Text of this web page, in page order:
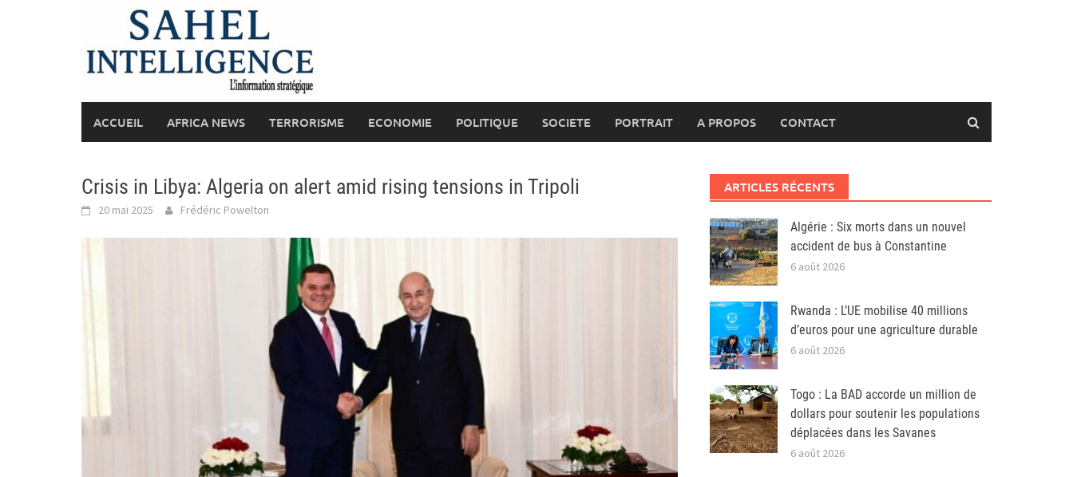
ACCUEIL AFRICA NEWS TERRORISME ECONOMIE POLITIQUE SOCIETE PORTRAIT A PROPOS CONTACT
Crisis in Libya: Algeria on alert amid rising tensions in Tripoli
20 mai 2025 Frédéric Powelton
ARTICLES RÉCENTS
Algérie : Six morts dans un nouvel
accident de bus à Constantine
6 août 2026
Rwanda : L’UE mobilise 40 millions
d’euros pour une agriculture durable
6 août 2026
Togo : La BAD accorde un million de
dollars pour soutenir les populations
déplacées dans les Savanes
6 août 2026